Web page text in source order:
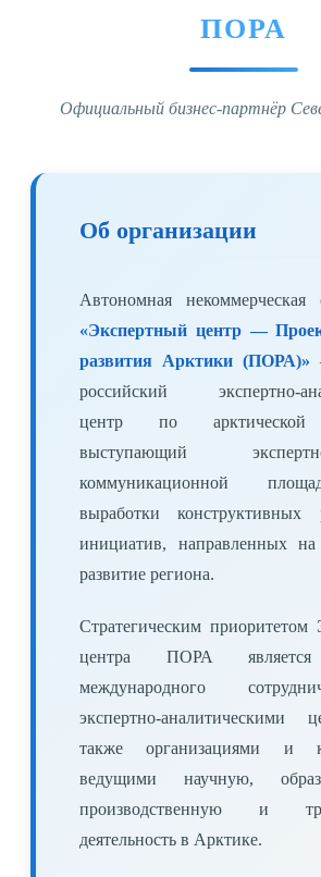
ПОРА
Официальный бизнес-партнёр
Об организации
Автономная некоммерческая
«Экспертный центр —
развития Арктики (ПОРА)»
российский экспертно-
центр по арктической
выступающий
коммуникационной
выработки
инициатив, направленных на
развитие региона.
Стратегическим приоритетом
центра ПОРА является
международного
экспертно-аналитическими
также организациями и
ведущими научную,
производственную и
деятельность в Арктике.